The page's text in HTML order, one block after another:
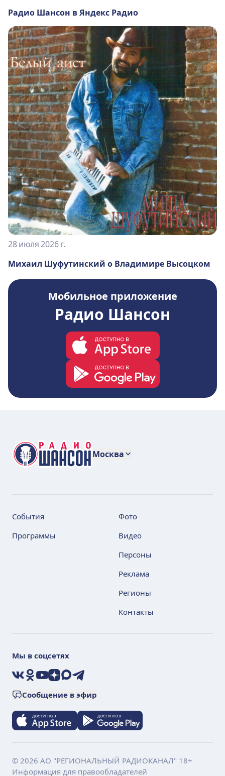
Радио Шансон в Яндекс Радио
28 июля 2026 г.
Михаил Шуфутинский о Владимире Высоцком
Мобильное приложение
Радио Шансон
Москва
События
Программы
Фото
Видео
Персоны
Реклама
Регионы
Контакты
Мы в соцсетях
VKOkYouTube
ДзенMaxTelegram
Сообщение в эфир
© 2026 АО "РЕГИОНАЛЬНЫЙ РАДИОКАНАЛ" 18+
Информация для правообладателей